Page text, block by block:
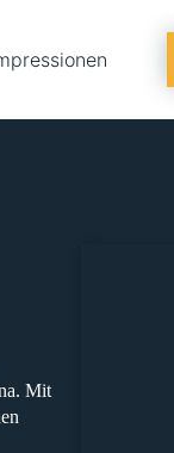
Mit